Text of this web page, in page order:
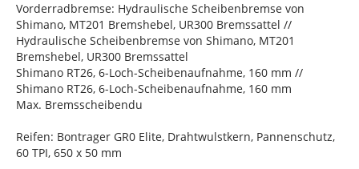
Vorderradbremse: Hydraulische Scheibenbremse von
Shimano, MT201 Bremshebel, UR300 Bremssattel //
Hydraulische Scheibenbremse von Shimano, MT201
Bremshebel, UR300 Bremssattel
Shimano RT26, 6-Loch-Scheibenaufnahme, 160 mm //
Shimano RT26, 6-Loch-Scheibenaufnahme, 160 mm
Max. Bremsscheibendu
Reifen: Bontrager GR0 Elite, Drahtwulstkern, Pannenschutz,
60 TPI, 650 x 50 mm